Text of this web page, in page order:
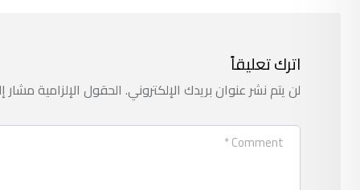
اترك تعليقاً
لن يتم نشر عنوان بريدك الإلكتروني.الحقول الإلزامية مشار